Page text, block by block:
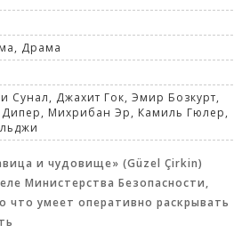
, Драма
Сунал, Джахит Гок, Эмир Бозкурт,
Михрибан Эр, Камиль Гюлер,
и чудовище» (Güzel Çirkin)
Министерства Безопасности,
что умеет оперативно раскрывать